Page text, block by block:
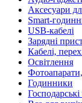
Аксесуари
Smart-
USB-кабелі
Зарядні
Кабелі,
Освітлення
Годинники